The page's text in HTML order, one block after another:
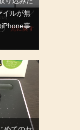
イルが無
事